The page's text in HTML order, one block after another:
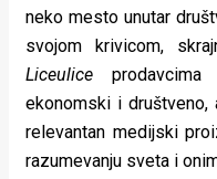
neko mesto unutar
svojom krivicom,
Liceulice
ekonomski i društveno,
relevantan medijski
razumevanju sveta i